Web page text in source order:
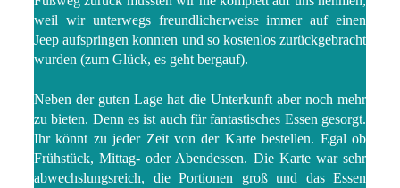
weil wir unterwegs freundlicherweise immer auf einen
Jeep aufspringen konnten und so kostenlos zurückgebracht
wurden (zum Glück, es geht bergauf).
Neben der guten Lage hat die Unterkunft aber noch mehr
zu bieten. Denn es ist auch für fantastisches Essen gesorgt.
Ihr könnt zu jeder Zeit von der Karte bestellen. Egal ob
Frühstück, Mittag- oder Abendessen. Die Karte war sehr
abwechslungsreich, die Portionen groß und das Essen